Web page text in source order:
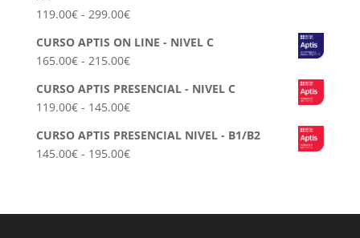
119.00€ - 299.00€Rango
precios:
desde
119.00€
hasta
CURSO APTIS ON LINE - NIVEL C
165.00€ - 215.00€Rango
precios:
desde
165.00€
hasta
CURSO APTIS PRESENCIAL - NIVEL C
119.00€ - 145.00€Rango
precios:
desde
145.00€
CURSO APTIS PRESENCIAL NIVEL - B1/B2
145.00€ - 195.00€Rango